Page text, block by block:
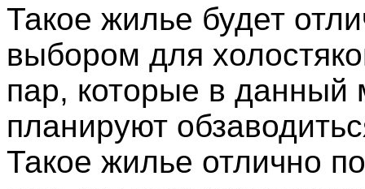
Такое жилье будет
выбором для
пар, которые в данный
планируют
Такое жилье отлично